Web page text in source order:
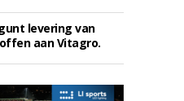
levering van
aan Vitagro.